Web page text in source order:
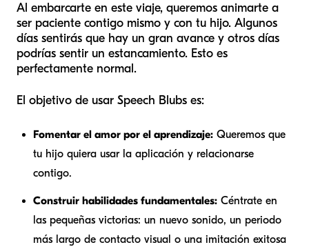
Al embarcarte en este viaje, queremos animarte a
ser paciente contigo mismo y con tu hijo. Algunos
días sentirás que hay un gran avance y otros días
podrías sentir un estancamiento. Esto es
perfectamente normal.
El objetivo de usar Speech Blubs es:
Fomentar el amor por el aprendizaje: Queremos que
tu hijo quiera usar la aplicación y relacionarse
contigo.
Construir habilidades fundamentales: Céntrate en
las pequeñas victorias: un nuevo sonido, un periodo
más largo de contacto visual o una imitación exitosa